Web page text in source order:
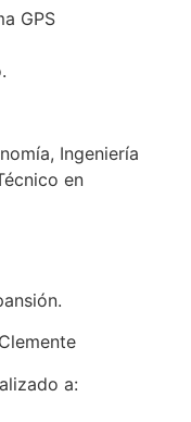
GPS
Ingeniería
en
a: